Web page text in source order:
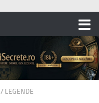
/ LEGENDE